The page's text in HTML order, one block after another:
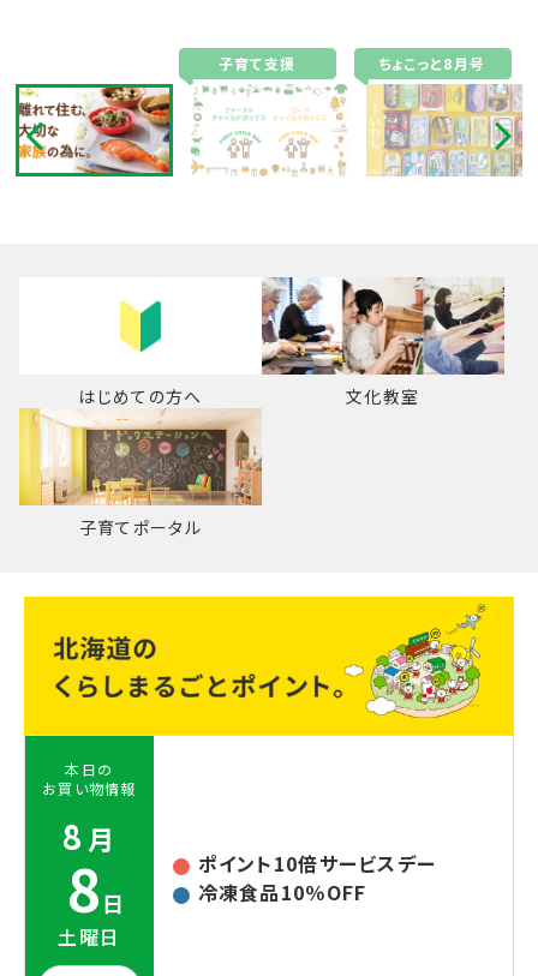
子育て支援 ちょこっと8月号
はじめての方へ 文化教室
子育てポータル
本日の
お買い物情報
8 月
8日
土曜日
ポイント10倍サービスデー
冷凍食品10％OFF